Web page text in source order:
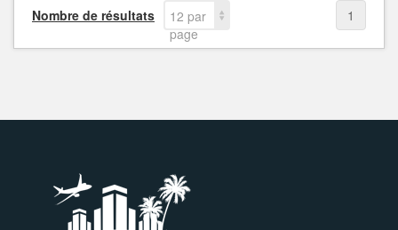
Nombre de résultats
12 par
page
1